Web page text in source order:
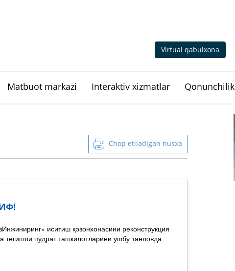
Virtual qabulxona
Matbuot markazi Interaktiv xizmatlar Qonunchilik
Chop etiladigan nusxa
иситиш қозонхонасини реконструкция
тегишли пудрат ташкилотларини ушбу танловда